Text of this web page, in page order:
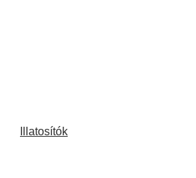
Illatosítók